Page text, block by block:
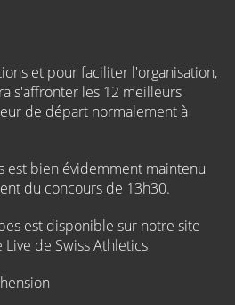
et pour faciliter l'organisation,
s'affronter les 12 meilleurs
de départ normalement à
est bien évidemment maintenu
du concours de 13h30.
est disponible sur notre site
Live de SwissAthletics